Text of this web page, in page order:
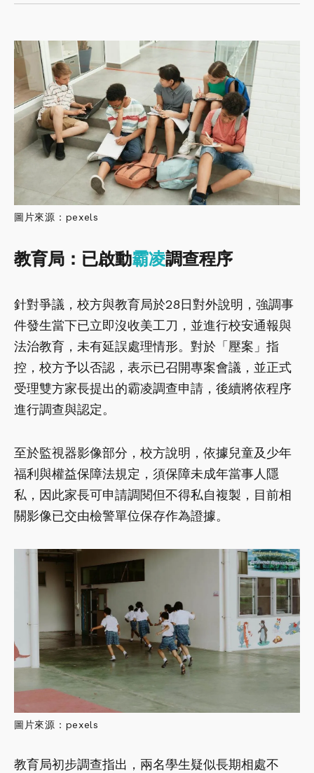
圖片來源：pexels
教育局：已啟動霸凌調查程序
針對爭議，校方與教育局於28日對外說明，強調事
件發生當下已立即沒收美工刀，並進行校安通報與
法治教育，未有延誤處理情形。對於「壓案」指
控，校方予以否認，表示已召開專案會議，並正式
受理雙方家長提出的霸凌調查申請，後續將依程序
進行調查與認定。
至於監視器影像部分，校方說明，依據兒童及少年
福利與權益保障法規定，須保障未成年當事人隱
私，因此家長可申請調閱但不得私自複製，目前相
關影像已交由檢警單位保存作為證據。
圖片來源：pexels
教育局初步調查指出，兩名學生疑似長期相處不